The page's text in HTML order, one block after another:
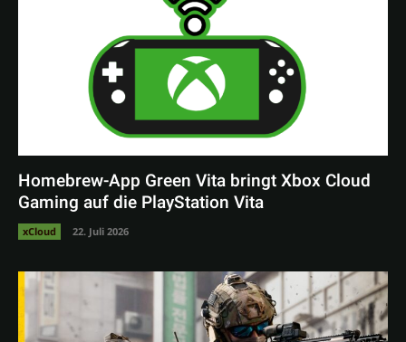
Homebrew-App Green Vita bringt Xbox Cloud
Gaming auf die PlayStation Vita
xCloud 22. Juli 2026